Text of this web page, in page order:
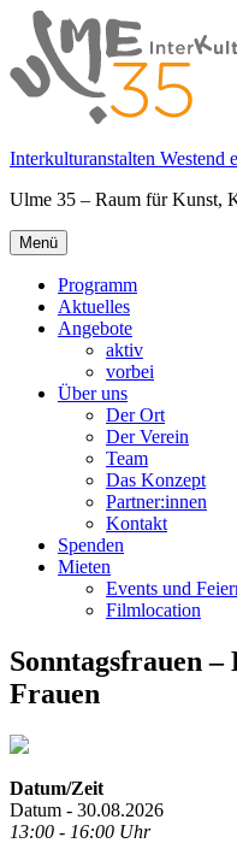
Springe
zum
Inhalt
Interkulturanstalten Westend
Ulme 35 – Raum für Kunst,
Primäres
Menü
Menü
Programm
Aktuelles
Angebote
aktiv
vorbei
Über uns
Der Ort
Der Verein
Team
Das Konzept
Partner:innen
Kontakt
Spenden
Mieten
Events und
Filmlocation
Sonntagsfrauen
Frauen
Datum/Zeit
Datum - 30.08.2026
13:00 - 16:00 Uhr